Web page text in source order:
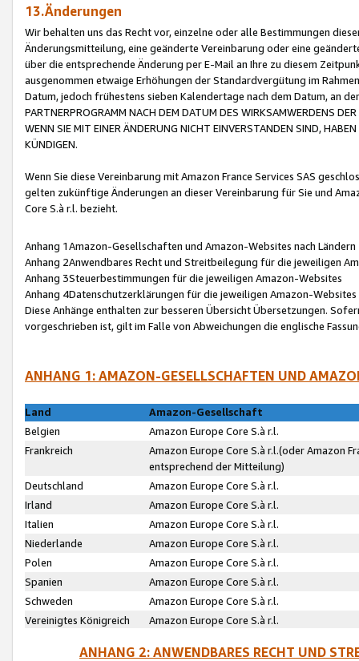
13.Änderungen
Wir behalten uns das Recht vor, einzelne oder alle Bestimmungen
Änderungsmitteilung, eine geänderte Vereinbarung oder eine
über die entsprechende Änderung per E-Mail an Ihre zu diesem
ausgenommen etwaige Erhöhungen der Standardvergütung im
Datum, jedoch frühestens sieben Kalendertage nach dem Datum, an
PARTNERPROGRAMM NACH DEM DATUM DES WIRKSAMWERDENS
WENN SIE MIT EINER ÄNDERUNG NICHT EINVERSTANDEN SIND,
KÜNDIGEN.
Wenn Sie diese Vereinbarung mit Amazon France Services SAS
gelten zukünftige Änderungen an dieser Vereinbarung für Sie und
Core S.à r.l. bezieht.
Anhang 1Amazon-Gesellschaften und Amazon-Websites nach Ländern
Anhang 2Anwendbares Recht und Streitbeilegung für die jeweiligen
Anhang 3Steuerbestimmungen für die jeweiligen Amazon-Websites
Anhang 4Datenschutzerklärungen für die jeweiligen Amazon-Websites
Diese Anhänge enthalten zur besseren Übersicht Übersetzungen.
vorgeschrieben ist, gilt im Falle von Abweichungen die englische
ANHANG 1: AMAZON-GESELLSCHAFTEN UND
Land
Amazon-Gesellschaft
Belgien
Amazon Europe Core S.à r.l.
Frankreich
Amazon Europe Core S.à r.l.(oder Amazon
entsprechend der Mitteilung)
Deutschland
Amazon Europe Core S.à r.l.
Irland
Amazon Europe Core S.à r.l.
Italien
Amazon Europe Core S.à r.l.
Niederlande
Amazon Europe Core S.à r.l.
Polen
Amazon Europe Core S.à r.l.
Spanien
Amazon Europe Core S.à r.l.
Schweden
Amazon Europe Core S.à r.l.
Vereinigtes Königreich
Amazon Europe Core S.à r.l.
ANHANG 2: ANWENDBARES RECHT UND